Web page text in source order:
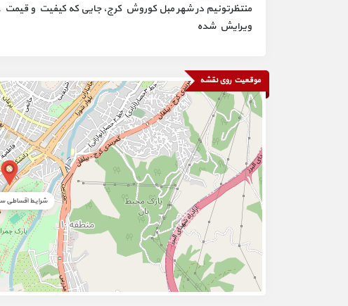
منتظرتونیم در شهر مبل کوروش کرج، جایی که کیفیت و
ویرایش شده
موقعیت روی نقشه
شرایط